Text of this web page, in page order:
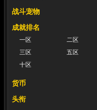
战斗宠物
成就排名
一区
二区
三区
五区
十区
货币
头衔